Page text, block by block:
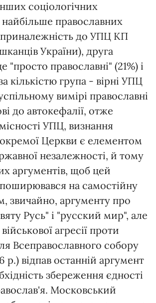
соціологічних
православних
до УПЦ КП
України), друга
"просто православні" (21%) і
кількістю група - вірні УПЦ
вимірі православні
до автокефалії, отже
УПЦ, визнання
окремої Церкви є елементом
незалежності, й тому
аргументів, щоб цей
на самостійну
звичайно, аргументу про
Русь" і "русский мир", але
агресії проти
Всеправославного собору
р.) відпав останній аргумент
збереження єдності
Московський